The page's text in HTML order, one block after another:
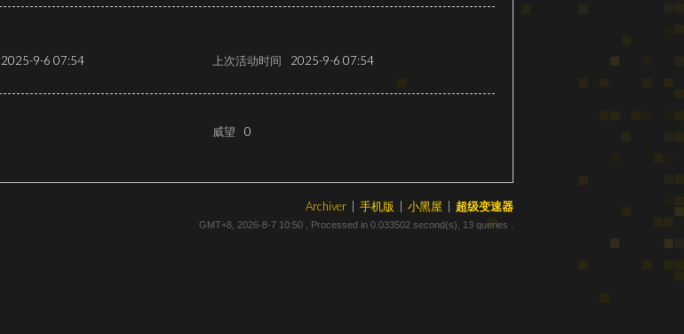
2025-9-6 07:54 上次活动时间
2025-9-6 07:54
威望
0
Archiver 手机版 小黑屋 超级变速器
GMT+8, 2026-8-7 10:50 , Processed in 0.033502 second(s), 13 queries .